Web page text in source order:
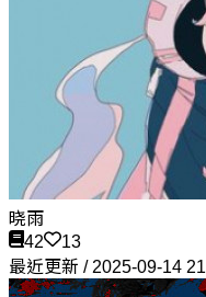
晓雨
42
13
最近更新 / 2025-09-14